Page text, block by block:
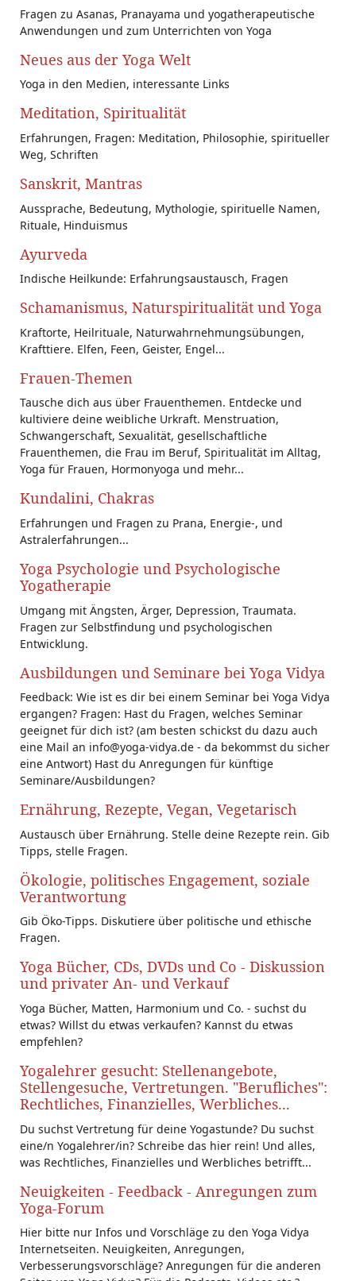
Fragen zu Asanas, Pranayama und yogatherapeutische
Anwendungen und zum Unterrichten von Yoga
Neues aus der Yoga Welt
Yoga in den Medien, interessante Links
Meditation, Spiritualität
Erfahrungen, Fragen: Meditation, Philosophie, spiritueller
Weg, Schriften
Sanskrit, Mantras
Aussprache, Bedeutung, Mythologie, spirituelle Namen,
Rituale, Hinduismus
Ayurveda
Indische Heilkunde: Erfahrungsaustausch, Fragen
Schamanismus, Naturspiritualität und Yoga
Kraftorte, Heilrituale, Naturwahrnehmungsübungen,
Krafttiere. Elfen, Feen, Geister, Engel...
Frauen-Themen
Tausche dich aus über Frauenthemen. Entdecke und
kultiviere deine weibliche Urkraft. Menstruation,
Schwangerschaft, Sexualität, gesellschaftliche
Frauenthemen, die Frau im Beruf, Spiritualität im Alltag,
Yoga für Frauen, Hormonyoga und mehr...
Kundalini, Chakras
Erfahrungen und Fragen zu Prana, Energie-, und
Astralerfahrungen...
Yoga Psychologie und Psychologische
Yogatherapie
Umgang mit Ängsten, Ärger, Depression, Traumata.
Fragen zur Selbstfindung und psychologischen
Entwicklung.
Ausbildungen und Seminare bei Yoga Vidya
Feedback: Wie ist es dir bei einem Seminar bei Yoga Vidya
ergangen? Fragen: Hast du Fragen, welches Seminar
geeignet für dich ist? (am besten schickst du dazu auch
eine Mail an info@yoga-vidya.de - da bekommst du sicher
eine Antwort) Hast du Anregungen für künftige
Seminare/Ausbildungen?
Ernährung, Rezepte, Vegan, Vegetarisch
Austausch über Ernährung. Stelle deine Rezepte rein. Gib
Tipps, stelle Fragen.
Ökologie, politisches Engagement, soziale
Verantwortung
Gib Öko-Tipps. Diskutiere über politische und ethische
Fragen.
Yoga Bücher, CDs, DVDs und Co - Diskussion
und privater An- und Verkauf
Yoga Bücher, Matten, Harmonium und Co. - suchst du
etwas? Willst du etwas verkaufen? Kannst du etwas
empfehlen?
Yogalehrer gesucht: Stellenangebote,
Stellengesuche, Vertretungen. "Berufliches":
Rechtliches, Finanzielles, Werbliches...
Du suchst Vertretung für deine Yogastunde? Du suchst
eine/n Yogalehrer/in? Schreibe das hier rein! Und alles,
was Rechtliches, Finanzielles und Werbliches betrifft...
Neuigkeiten - Feedback - Anregungen zum
Yoga-Forum
Hier bitte nur Infos und Vorschläge zu den Yoga Vidya
Internetseiten. Neuigkeiten, Anregungen,
Verbesserungsvorschläge? Anregungen für die anderen